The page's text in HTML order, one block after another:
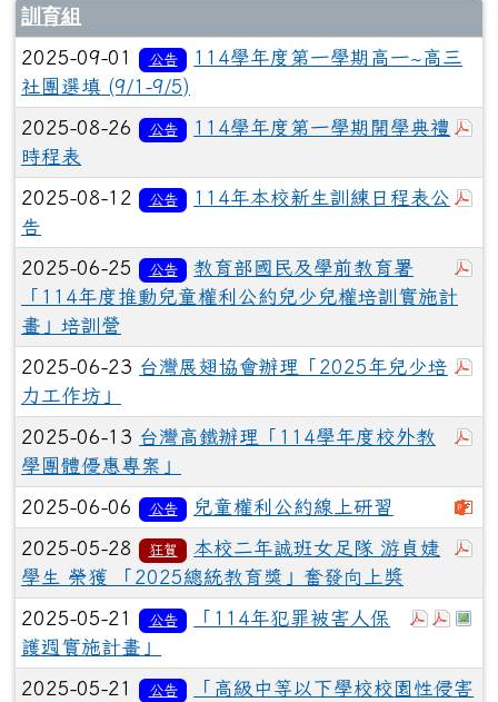
訓育組
2025-09-01 公告
114學年度第一學期高一~高三
社團選填 (9/1-9/5)
2025-08-26 公告
114學年度第一學期開學典禮
時程表
2025-08-12 公告
114年本校新生訓練日程表公
告
2025-06-25 公告
教育部國民及學前教育署
「114年度推動兒童權利公約兒少兒權培訓實施計
畫」培訓營
2025-06-23 台灣展翅協會辦理「2025年兒少培
力工作坊」
2025-06-13 台灣高鐵辦理「114學年度校外教
學團體優惠專案」
2025-06-06 公告 兒童權利公約線上研習
2025-05-28 狂賀
本校二年誠班女足隊 游貞婕
學生 榮獲 「2025總統教育獎」奮發向上奬
於彈
於
2025-05-21 公告
「114年犯罪被害人保
護週實施計畫」
2025-05-21 公告
「高級中等以下學校校園性侵害